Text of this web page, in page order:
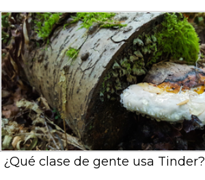
¿Qué clase de gente usa Tinder?